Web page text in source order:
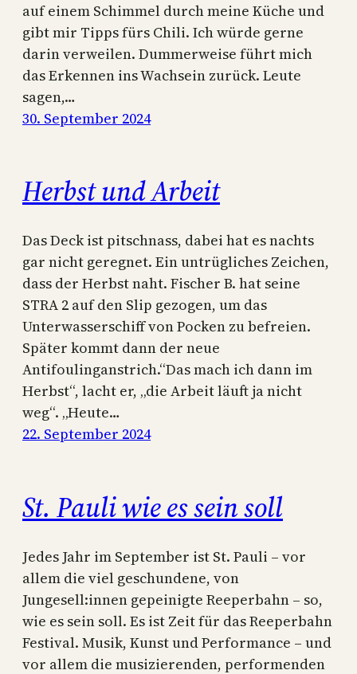
auf einem Schimmel durch meine Küche und
gibt mir Tipps fürs Chili. Ich würde gerne
darin verweilen. Dummerweise führt mich
das Erkennen ins Wachsein zurück. Leute
sagen,…
30. September 2024
Herbst und Arbeit
Das Deck ist pitschnass, dabei hat es nachts
gar nicht geregnet. Ein untrügliches Zeichen,
dass der Herbst naht. Fischer B. hat seine
STRA 2 auf den Slip gezogen, um das
Unterwasserschiff von Pocken zu befreien.
Später kommt dann der neue
Antifoulinganstrich.“Das mach ich dann im
Herbst“, lacht er, „die Arbeit läuft ja nicht
weg“. „Heute…
22. September 2024
St. Pauli wie es sein soll
Jedes Jahr im September ist St. Pauli – vor
allem die viel geschundene, von
Jungesell:innen gepeinigte Reeperbahn – so,
wie es sein soll. Es ist Zeit für das Reeperbahn
Festival. Musik, Kunst und Performance – und
vor allem die musizierenden, performenden